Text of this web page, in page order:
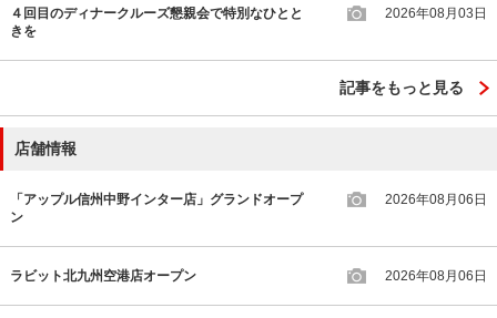
４回目のディナークルーズ懇親会で特別なひとと
きを
2026年08月03日
記事をもっと見る
店舗情報
「アップル信州中野インター店」グランドオープ
ン
2026年08月06日
ラビット北九州空港店オープン 2026年08月06日